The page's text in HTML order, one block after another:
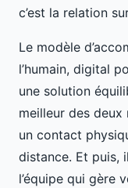
c’est la relation
Le modèle
l’humain, digital
une solution
meilleur des
un contact
distance. Et puis,
l’équipe qui gère